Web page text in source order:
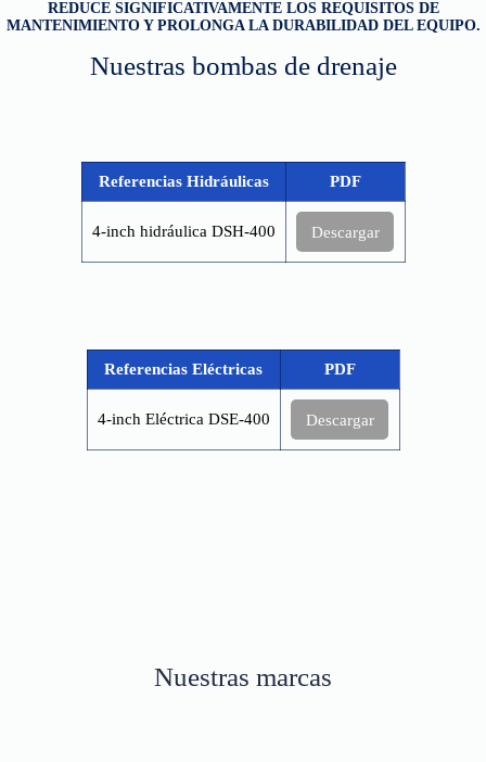
REDUCE SIGNIFICATIVAMENTE LOS REQUISITOS DE
MANTENIMIENTO Y PROLONGA LA DURABILIDAD DEL EQUIPO.
Nuestras bombas de drenaje
Referencias Hidráulicas PDF
4-inch hidráulica DSH-400 Descargar
Referencias Eléctricas PDF
4-inch Eléctrica DSE-400 Descargar
Nuestras marcas